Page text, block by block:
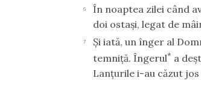
6
În noaptea zilei când
doi ostaşi, legat de
7
Şi iată, un înger al
temniţă. Îngerul* a
Lanţurile i-au căzut jos